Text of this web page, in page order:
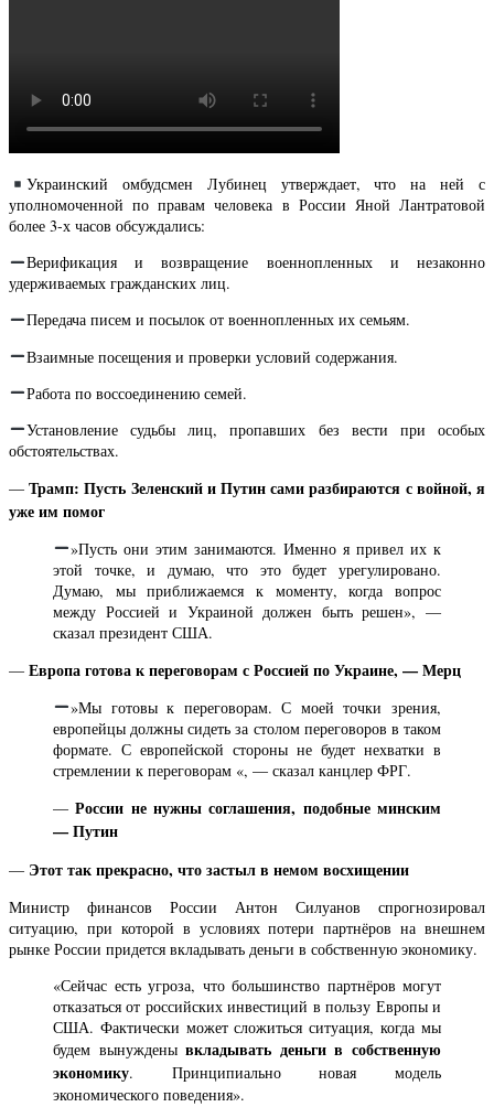
Украинский омбудсмен Лубинец утверждает, что на ней с
уполномоченной по правам человека в России Яной Лантратовой
более 3-х часов обсуждались:
Верификация и возвращение военнопленных и незаконно
удерживаемых гражданских лиц.
Передача писем и посылок от военнопленных их семьям.
Взаимные посещения и проверки условий содержания.
Работа по воссоединению семей.
Установление судьбы лиц, пропавших без вести при особых
обстоятельствах.
—Трамп: Пусть Зеленский и Путин сами разбираются с войной, я
уже им помог
»Пусть они этим занимаются. Именно я привел их к
этой точке, и думаю, что это будет урегулировано.
Думаю, мы приближаемся к моменту, когда вопрос
между Россией и Украиной должен быть решен», —
сказал президент США.
— Европа готова к переговорам с Россией по Украине, — Мерц
»Мы готовы к переговорам. С моей точки зрения,
европейцы должны сидеть за столом переговоров в таком
формате. С европейской стороны не будет нехватки в
стремлении к переговорам «, — сказал канцлер ФРГ.
— России не нужны соглашения, подобные минским
— Путин
— Этот так прекрасно, что застыл в немом восхищении
Министр финансов России Антон Силуанов спрогнозировал
ситуацию, при которой в условиях потери партнёров на внешнем
рынке России придется вкладывать деньги в собственную экономику.
«Сейчас есть угроза, что большинство партнёров могут
отказаться от российских инвестиций в пользу Европы и
США. Фактически может сложиться ситуация, когда мы
будем вынужденывкладывать деньги в собственную
экономику. Принципиально новая модель
экономического поведения».